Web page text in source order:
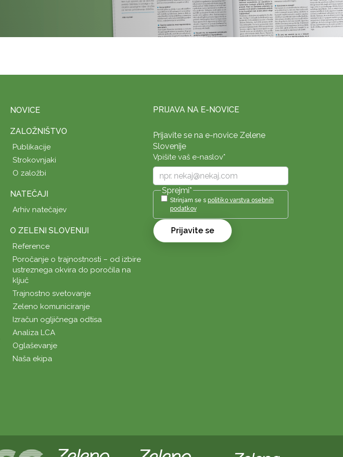
NOVICE
ZALOŽNIŠTVO
Publikacije
Strokovnjaki
O založbi
NATEČAJI
Arhiv natečajev
O ZELENI SLOVENIJI
Reference
Poročanje o trajnostnosti – od izbire
ustreznega okvira do poročila na
ključ
Trajnostno svetovanje
Zeleno komuniciranje
Izračun ogljičnega odtisa
Analiza LCA
Oglaševanje
Naša ekipa
PRIJAVA NA E-NOVICE
Prijavite se na e-novice Zelene
Slovenije
Vpišite vaš e-naslov*
Sprejmi*
Strinjam se s politiko varstva osebnih
podatkov
Prijavite se